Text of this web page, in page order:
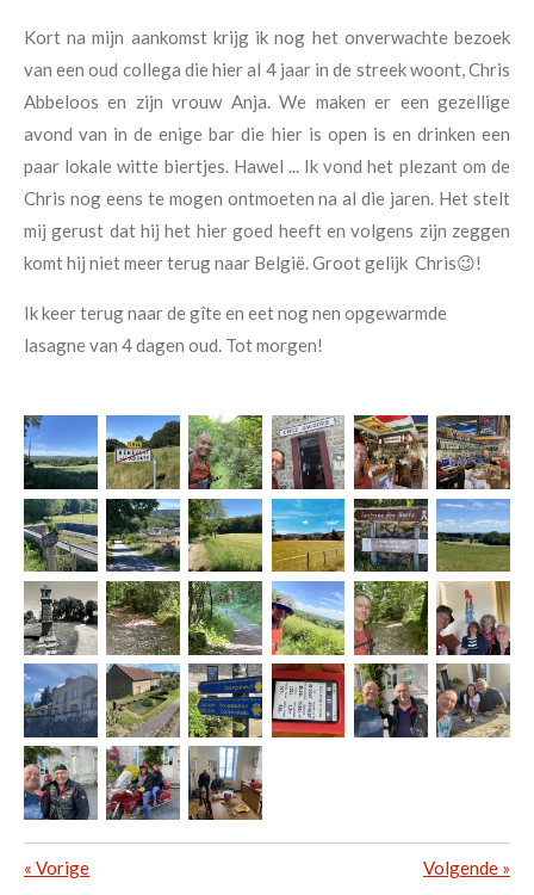
Kort na mijn aankomst krijg ik nog het onverwachte bezoek
van een oud collega die hier al 4 jaar in de streek woont, Chris
Abbeloos en zijn vrouw Anja. We maken er een gezellige
avond van in de enige bar die hier is open is en drinken een
paar lokale witte biertjes. Hawel ... Ik vond het plezant om de
Chris nog eens te mogen ontmoeten na al die jaren. Het stelt
mij gerust dat hij het hier goed heeft en volgens zijn zeggen
komt hij niet meer terug naar België. Groot gelijk Chris😉!
Ik keer terug naar de gîte en eet nog nen opgewarmde
lasagne van 4 dagen oud. Tot morgen!
« Vorige Volgende »